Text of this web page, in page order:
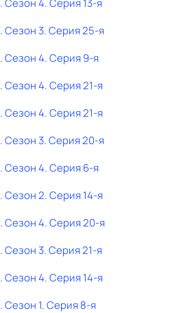
. Сезон 4. Серия 13-я
. Сезон 3. Серия 25-я
. Сезон 4. Серия 9-я
. Сезон 4. Серия 21-я
. Сезон 4. Серия 21-я
. Сезон 3. Серия 20-я
. Сезон 4. Серия 6-я
. Сезон 2. Серия 14-я
. Сезон 4. Серия 20-я
. Сезон 3. Серия 21-я
. Сезон 4. Серия 14-я
. Сезон 1. Серия 8-я